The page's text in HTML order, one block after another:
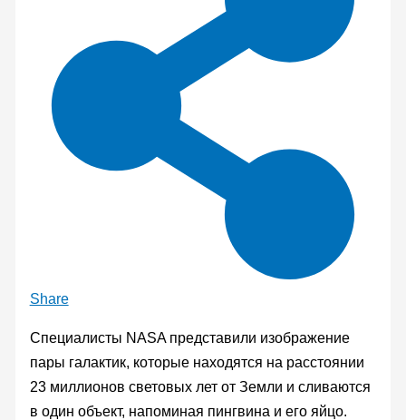
Share
Специалисты NASA представили изображение
пары галактик, которые находятся на расстоянии
23 миллионов световых лет от Земли и сливаются
в один объект, напоминая пингвина и его яйцо.